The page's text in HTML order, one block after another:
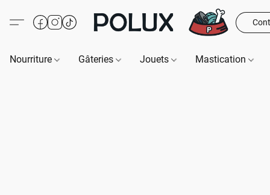
Nourriture Gâteries Jouets Mastication